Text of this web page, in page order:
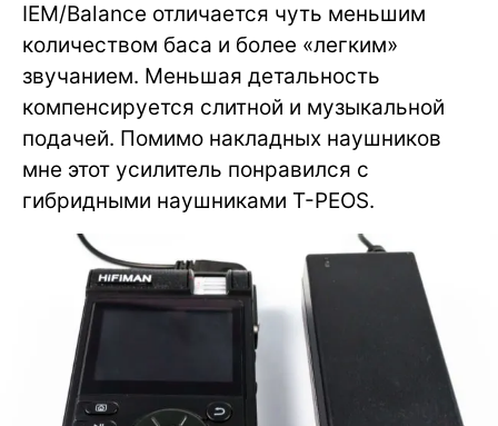
IEM/Balance отличается чуть меньшим
количеством баса и более «легким»
звучанием. Меньшая детальность
компенсируется слитной и музыкальной
подачей. Помимо накладных наушников
мне этот усилитель понравился с
гибридными наушниками T-PEOS.